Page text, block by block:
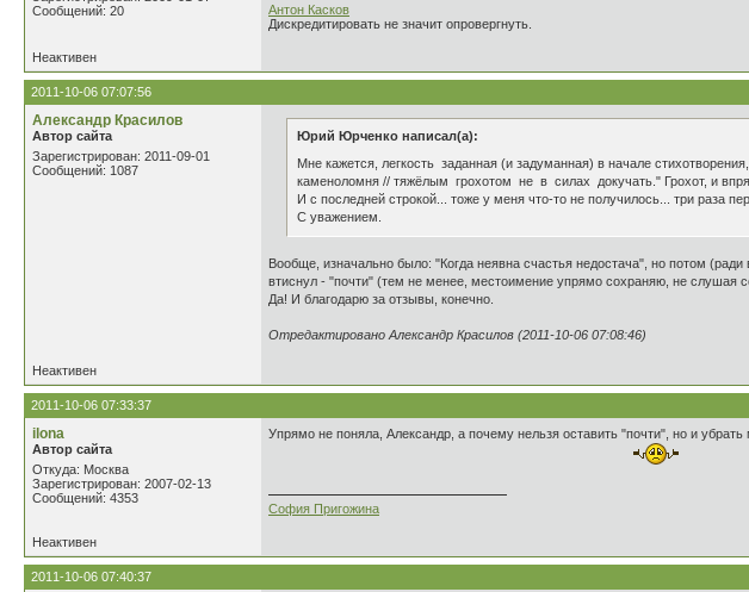
Сообщений: 20
Антон Касков
Дискредитировать не значит опровергнуть.
Неактивен
2011-10-06 07:07:56
Александр Красилов
Автор сайта
Зарегистрирован: 2011-09-01
Сообщений: 1087
Юрий Юрченко написал(а):
Мне кажется, легкость заданная (и задуманная) в начале
каменоломня // тяжёлым грохотом не в силах докучать." Грохот, и
И с последней строкой... тоже у меня что-то не получилось... три раза
С уважением.
Вообще, изначально было: "Когда неявна счастья недостача", но потом
втиснул - "почти" (тем не менее, местоимение упрямо сохраняю, не слушая
Да! И благодарю за отзывы, конечно.
Отредактировано Александр Красилов (2011-10-06 07:08:46)
Неактивен
2011-10-06 07:33:37
ilona
Автор сайта
Откуда: Москва
Зарегистрирован: 2007-02-13
Сообщений: 4353
Упрямо не поняла, Александр, а почему нельзя оставить "почти", но и
София Пригожина
Неактивен
2011-10-06 07:40:37